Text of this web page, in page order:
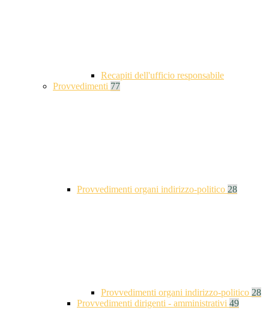
Recapiti dell'ufficio responsabile
Provvedimenti 77
Provvedimenti organi indirizzo-politico 28
Provvedimenti organi indirizzo-politico 28
Provvedimenti dirigenti - amministrativi 49